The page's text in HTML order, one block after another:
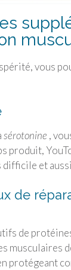
vous
sérotonine ,
produit,
difficile et
de
de
musculaires
protégeant